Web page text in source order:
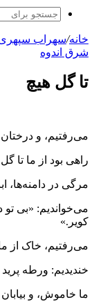
خانه/سهراب
شرق اندوه
تا گل هیچ
می‌رفتیم، و
راهی بود از ما تا
مرگی در
می‌خواندیم: «بی تو
کویر.»
می‌رفتیم، خاک از
خندیدیم: ورطه پرید
ما خاموش، و